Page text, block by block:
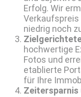
Erfolg. Wir
Verkaufspreis
niedrig noch
hochwertige
Fotos und
etablierte
für Ihre
Zeitersparnis